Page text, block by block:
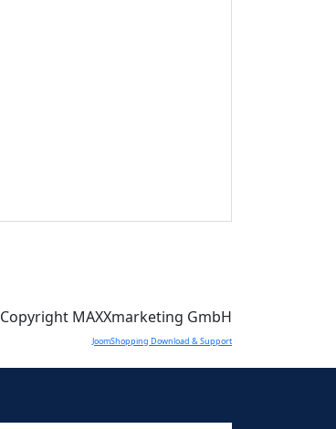
Copyright MAXXmarketing GmbH
JoomShopping Download & Support